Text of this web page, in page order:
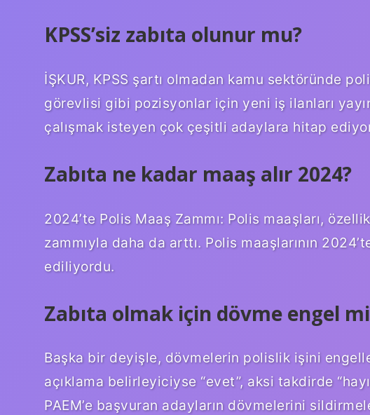
KPSS’siz zabıta olunur mu?
İŞKUR, KPSS şartı olmadan kamu sektöründe
görevlisi gibi pozisyonlar için yeni iş ilanları
çalışmak isteyen çok çeşitli adaylara hitap
Zabıta ne kadar maaş alır 2024?
2024’te Polis Maaş Zammı: Polis maaşları,
zammıyla daha da arttı. Polis maaşlarının
ediliyordu.
Zabıta olmak için dövme engel
Başka bir deyişle, dövmelerin polislik işini
açıklama belirleyiciyse “evet”, aksi takdirde
PAEM’e başvuran adayların dövmelerini